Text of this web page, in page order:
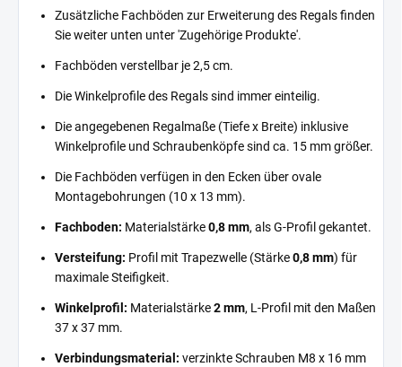
Zusätzliche Fachböden zur Erweiterung des Regals finden
Sie weiter unten unter 'Zugehörige Produkte'.
Fachböden verstellbar je 2,5 cm.
Die Winkelprofile des Regals sind immer einteilig.
Die angegebenen Regalmaße (Tiefe x Breite) inklusive
Winkelprofile und Schraubenköpfe sind ca. 15 mm größer.
Die Fachböden verfügen in den Ecken über ovale
Montagebohrungen (10 x 13 mm).
Fachboden: Materialstärke0,8 mm, als G-Profil gekantet.
Versteifung: Profil mit Trapezwelle (Stärke0,8 mm) für
maximale Steifigkeit.
Winkelprofil: Materialstärke2 mm, L-Profil mit den Maßen
37 x 37 mm.
Verbindungsmaterial: verzinkte Schrauben M8 x 16 mm